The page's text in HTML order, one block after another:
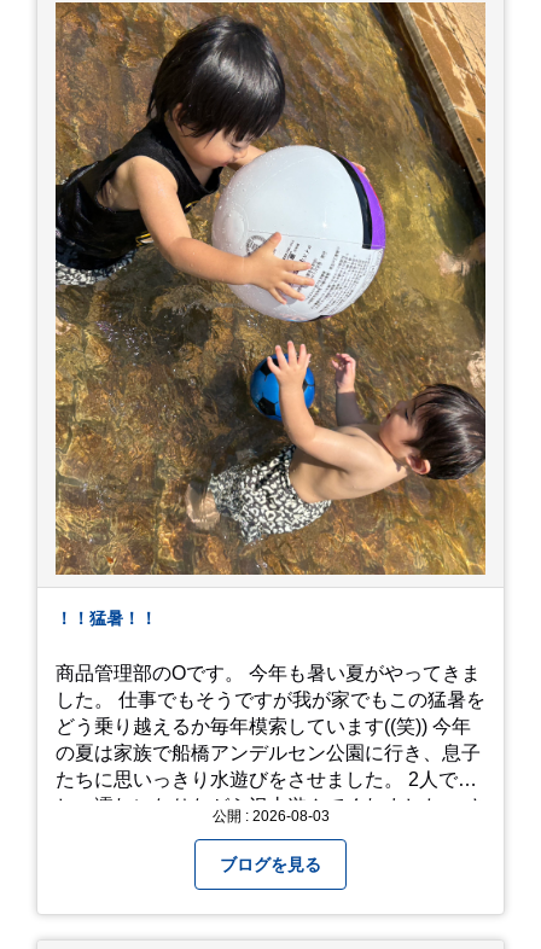
体を冷やして体温を下げましょう □塩分や水分を
補給しましょう 一番大切な命を守って、夏を乗り
切りましょう！
！！猛暑！！
商品管理部のOです。 今年も暑い夏がやってきま
した。 仕事でもそうですが我が家でもこの猛暑を
どう乗り越えるか毎年模索しています((笑)) 今年
の夏は家族で船橋アンデルセン公園に行き、息子
たちに思いっきり水遊びをさせました。 2人でび
しょ濡れになりながら沢山遊んでくれました。 さ
みようと思います。
公開 : 2026-08-03
ブログを見る